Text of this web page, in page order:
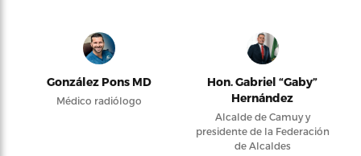
González Pons MD
Médico radiólogo
Hon. Gabriel “Gaby”
Hernández
Alcalde de Camuy y
presidente de la Federación
de Alcaldes